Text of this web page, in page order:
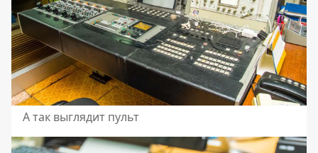
А так выглядит пульт